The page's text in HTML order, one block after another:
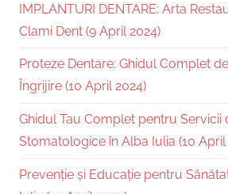
IMPLANTURI DENTARE: Arta
Clami Dent (9 April 2024)
Proteze Dentare: Ghidul Complet
Îngrijire (10 April 2024)
Ghidul Tau Complet pentru Servicii
Stomatologice în Alba Iulia (10 April
Prevenție și Educație pentru